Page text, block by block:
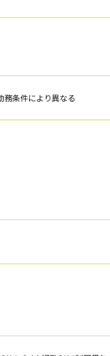
条件により異なる